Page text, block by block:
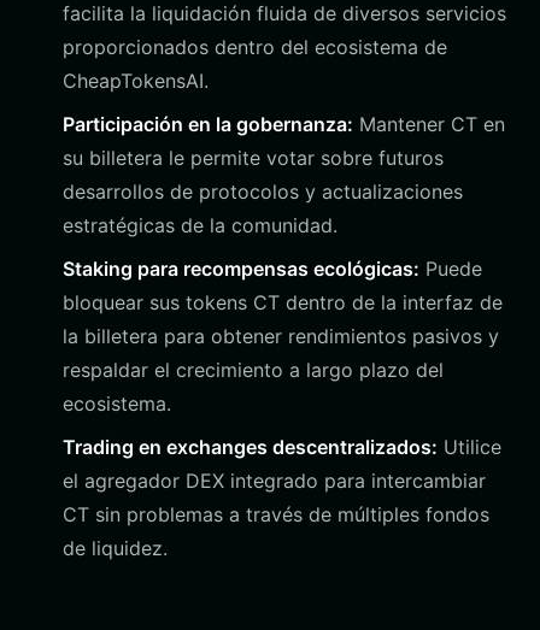
facilita la liquidación fluida de diversos servicios
proporcionados dentro del ecosistema de
CheapTokensAI.
Participación en la gobernanza: Mantener CT en
su billetera le permite votar sobre futuros
desarrollos de protocolos y actualizaciones
estratégicas de la comunidad.
Staking para recompensas ecológicas: Puede
bloquear sus tokens CT dentro de la interfaz de
la billetera para obtener rendimientos pasivos y
respaldar el crecimiento a largo plazo del
ecosistema.
Trading en exchanges descentralizados: Utilice
el agregador DEX integrado para intercambiar
CT sin problemas a través de múltiples fondos
de liquidez.